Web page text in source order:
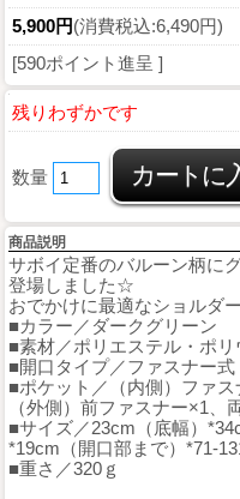
5,900円(消費税込:6,490円)
[590ポイント進呈 ]
残りわずかです
数量
商品説明
サボイ定番のバルーン柄に
登場しました☆
おでかけに最適なショルダ
■カラー／ダークグリーン
■素材／ポリエステル・ポリ
■開口タイプ／ファスナー式
■ポケット／（内側）ファ
（外側）前ファスナー×1、
■サイズ／23cm（底幅）
*19cm（開口部まで）*71-
■重さ／320ｇ